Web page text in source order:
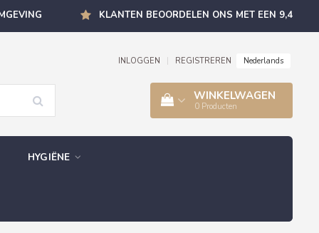
KLANTEN BEOORDELEN ONS MET EEN 9,4
INLOGGEN REGISTREREN Nederlands
WINKELWAGEN
0 Producten
HYGIËNE